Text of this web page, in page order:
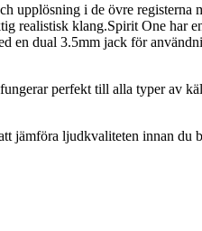
upplösning i de övre registerna
realistisk klang.Spirit One har
en dual 3.5mm jack för
perfekt till alla typer av
jämföra ljudkvaliteten innan du